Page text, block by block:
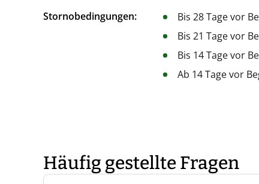
Stornobedingungen:
Bis 28 Tage vor
Bis 21 Tage vor
Bis 14 Tage vor
Ab 14 Tage vor
Häufig gestellte Fragen